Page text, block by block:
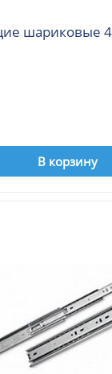
шариковые
В корзину